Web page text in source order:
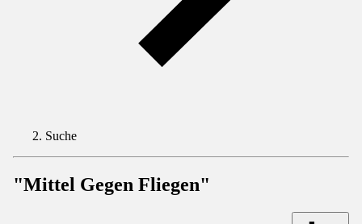
Suche
"Mittel Gegen Fliegen"